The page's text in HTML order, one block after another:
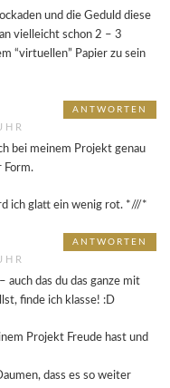
und die Geduld diese
vielleicht schon 2 – 3
“virtuellen” Papier zu sein
bei meinem Projekt genau
Form.
ich glatt ein wenig rot. *///*
ANTWORTEN
auch das du das ganze mit
finde ich klasse! :D
Projekt Freude hast und
dass es so weiter
ANTWORTEN